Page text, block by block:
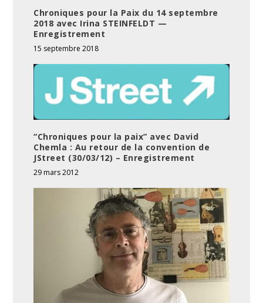
Chroniques pour la Paix du 14 septembre
2018 avec Irina STEINFELDT —
Enregistrement
15 septembre 2018
“Chroniques pour la paix” avec David
Chemla : Au retour de la convention de
JStreet (30/03/12) – Enregistrement
29 mars 2012